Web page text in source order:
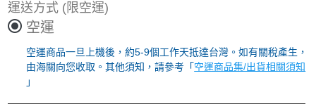
運送方式 (限空運)
空運
空運商品一旦上機後，約5-9個工作天抵達台灣。如有關稅產生，
由海關向您收取。其他須知，請參考「 空運商品集/出貨相關須知
」